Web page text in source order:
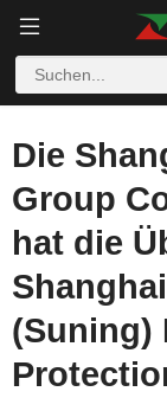
Die
Group
hat die
(Suning)